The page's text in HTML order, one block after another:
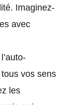
Imaginez-
avec
vos sens
les